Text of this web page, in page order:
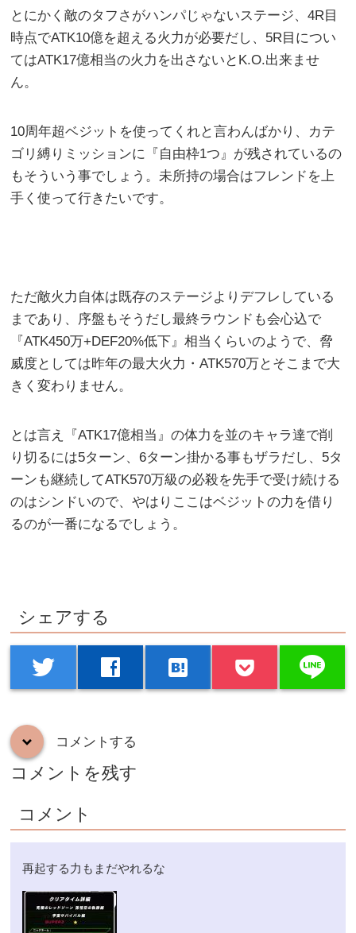
とにかく敵のタフさがハンパじゃないステージ、4R目
時点でATK10億を超える火力が必要だし、5R目につい
てはATK17億相当の火力を出さないとK.O.出来ませ
ん。
10周年超ベジットを使ってくれと言わんばかり、カテ
ゴリ縛りミッションに『自由枠1つ』が残されているの
もそういう事でしょう。未所持の場合はフレンドを上
手く使って行きたいです。
ただ敵火力自体は既存のステージよりデフレしている
まであり、序盤もそうだし最終ラウンドも会心込で
『ATK450万+DEF20%低下』相当くらいのようで、脅
威度としては昨年の最大火力・ATK570万とそこまで大
きく変わりません。
とは言え『ATK17億相当』の体力を並のキャラ達で削
り切るには5ターン、6ターン掛かる事もザラだし、5タ
ーンも継続してATK570万級の必殺を先手で受け続ける
のはシンドいので、やはりここはベジットの力を借り
るのが一番になるでしょう。
シェアする
twitter facebook hatenabookmark line
down コメントする
コメントを残す
コメント
再起する力もまだやれるな